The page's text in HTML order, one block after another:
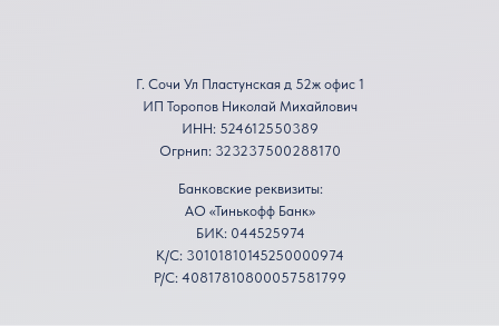
Г. Сочи Ул Пластунская д 52ж офис 1
ИП Торопов Николай Михайлович
ИНН: 524612550389
Огрнип: 323237500288170
Банковские реквизиты:
АО «Тинькофф Банк»
БИК: 044525974
К/С: 30101810145250000974
Р/С: 40817810800057581799